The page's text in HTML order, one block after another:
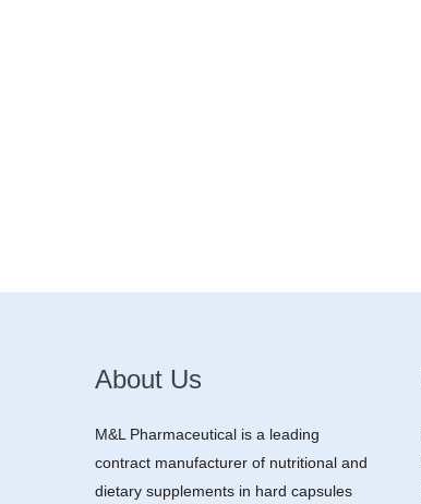
About Us
M&L Pharmaceutical is a leading
contract manufacturer of nutritional and
dietary supplements in hard capsules